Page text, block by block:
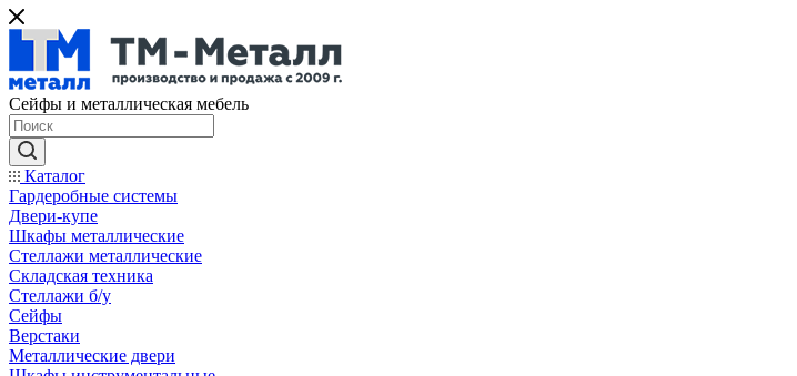
Сейфы и металлическая мебель
Каталог
Гардеробные системы
Двери-купе
Шкафы металлические
Стеллажи металлические
Складская техника
Стеллажи б/у
Сейфы
Верстаки
Металлические двери